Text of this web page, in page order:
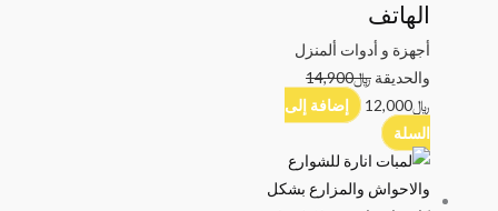
الهاتف
أجهزة و أدوات ألمنزل
والحديقة﷼14,900
﷼12,000
إضافة إلى
السلة